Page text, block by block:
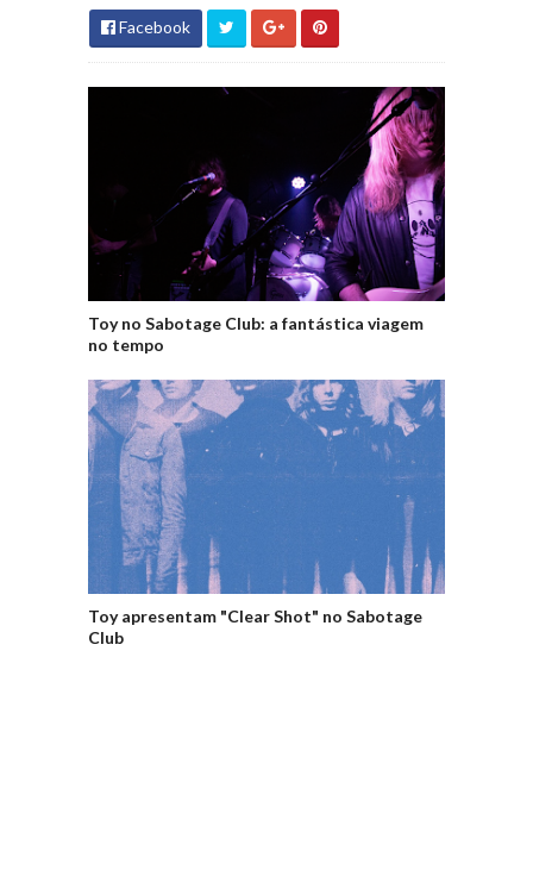
Facebook
Toy no Sabotage Club: a fantástica viagem
no tempo
Toy apresentam "Clear Shot" no Sabotage
Club